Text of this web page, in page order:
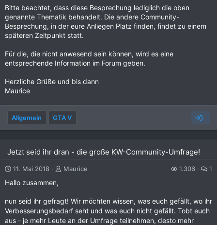
Bitte beachtet, dass diese Besprechung lediglich die oben
genannte Thematik behandelt. Die andere Community-
Besprechung, in der eure Anliegen Platz finden, findet zu einem
späteren Zeitpunkt statt.
Für die, die nicht anwesend sein können, wird es eine
entsprechende Information im Forum geben.
Herzliche Grüße und bis dann
Maurice
Allgemein GTA V
Jetzt seid ihr dran - die große KW-Community-Umfrage!
11. Mai 2018 Maurice 1.306 1
Hallo zusammen,
nun seid ihr gefragt! Wir möchten wissen, was euch gefällt, wo ihr
Verbesserungsbedarf seht und was euch nicht gefällt. Tobt euch
aus - je mehr Leute an der Umfrage teilnehmen, desto mehr